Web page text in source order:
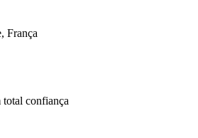
França
total confiança